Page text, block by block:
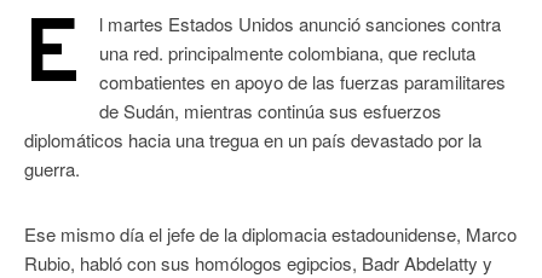
E
l martes Estados Unidos anunció sanciones contra
una red. principalmente colombiana, que recluta
combatientes en apoyo de las fuerzas paramilitares
de Sudán, mientras continúa sus esfuerzos
diplomáticos hacia una tregua en un país devastado por la
guerra.
Ese mismo día el jefe de la diplomacia estadounidense, Marco
Rubio, habló con sus homólogos egipcios, Badr Abdelatty y